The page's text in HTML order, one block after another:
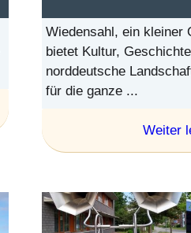
Wiedensahl, ein kleiner
bietet Kultur,
norddeutsche
für die ganze ...
Weiter